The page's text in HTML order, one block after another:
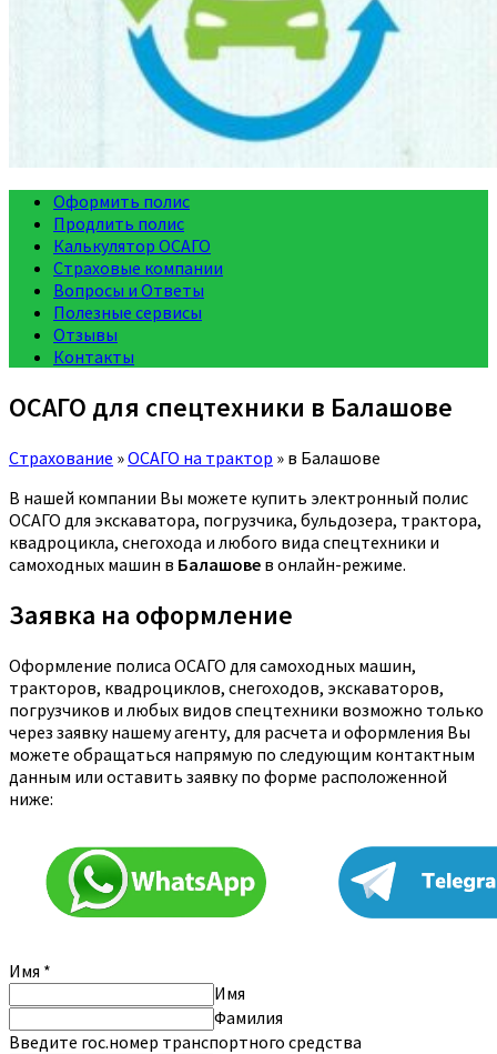
Оформить полис
Продлить полис
Калькулятор ОСАГО
Страховые компании
Вопросы и Ответы
Полезные сервисы
Отзывы
Контакты
ОСАГО для спецтехники в Балашове
Страхование »ОСАГО на трактор » в Балашове
В нашей компании Вы можете купить электронный полис
ОСАГО для экскаватора, погрузчика, бульдозера, трактора,
квадроцикла, снегохода и любого вида спецтехники и
самоходных машин в Балашове в онлайн-режиме.
Заявка на оформление
Оформление полиса ОСАГО для самоходных машин,
тракторов, квадроциклов, снегоходов, экскаваторов,
погрузчиков и любых видов спецтехники возможно только
через заявку нашему агенту, для расчета и оформления Вы
можете обращаться напрямую по следующим контактным
данным или оставить заявку по форме расположенной
ниже:
Имя *
Имя
Фамилия
Введите гос.номер транспортного средства